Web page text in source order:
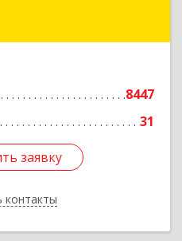
8447
31
заявку
контакты
обл, Екатеринбург г, 8
заявку